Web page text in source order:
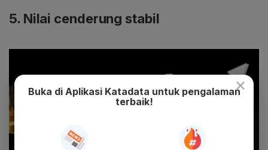
5. Nilai cenderung stabil
×
Buka di Aplikasi Katadata untuk pengalaman
terbaik!